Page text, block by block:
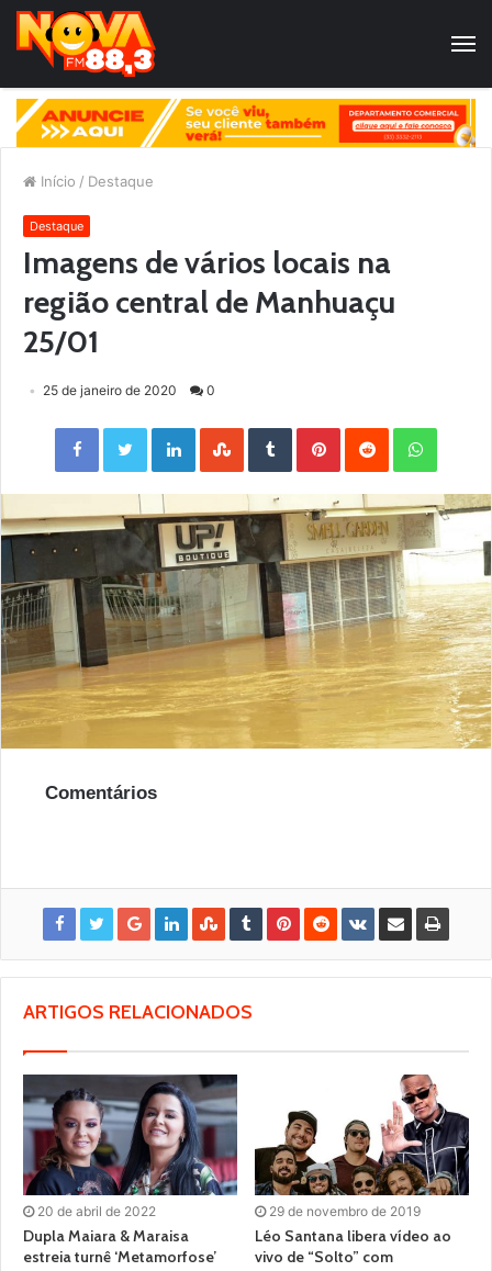
Início / Destaque
Destaque
Imagens de vários locais na
região central de Manhuaçu
25/01
25 de janeiro de 2020 0
Facebook Twitter LinkedIn StumbleUpon Tumblr Pinterest Reddit
Comentários
ARTIGOS RELACIONADOS
20 de abril de 2022
Dupla Maiara & Maraisa
estreia turnê ‘Metamorfose’
29 de novembro de 2019
Léo Santana libera vídeo ao
vivo de “Solto” com